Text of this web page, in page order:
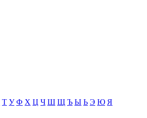
Т У Ф Х Ц Ч Ш Щ Ъ Ы Ь Э Ю Я